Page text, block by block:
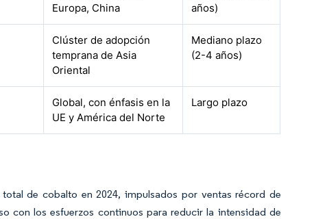
Europa, China
años)
Clúster de adopción
temprana de Asia
Oriental
Mediano plazo
(2-4 años)
Global, con énfasis en la
UE y América del Norte
Largo plazo
de cobalto en 2024, impulsados por ventas récord de
con los esfuerzos continuos para reducir la intensidad de